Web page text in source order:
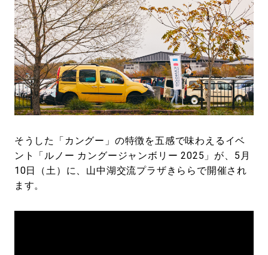
そうした「カングー」の特徴を五感で味わえるイベ
ント「ルノー カングージャンボリー 2025」が、5月
10日（土）に、山中湖交流プラザきららで開催され
ます。